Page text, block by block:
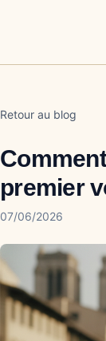
Retour au blog
premier
07/06/2026